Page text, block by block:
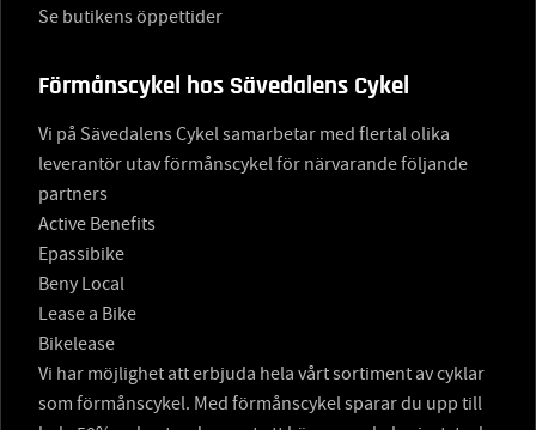
Se butikens öppettider
Förmånscykel hos Sävedalens Cykel
Vi på Sävedalens Cykel samarbetar med flertal olika
leverantör utav förmånscykel för närvarande följande
partners
Active Benefits
Epassibike
Beny Local
Lease a Bike
Bikelease
Vi har möjlighet att erbjuda hela vårt sortiment av cyklar
som förmånscykel. Med förmånscykel sparar du upp till